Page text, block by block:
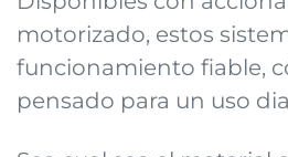
motorizado, estos
funcionamiento fiable,
pensado para un uso